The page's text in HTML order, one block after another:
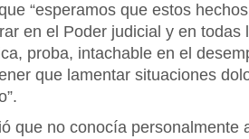
“esperamos que estos
en el Poder judicial y en todas
proba, intachable en el
que lamentar situaciones
que no conocía personalmente